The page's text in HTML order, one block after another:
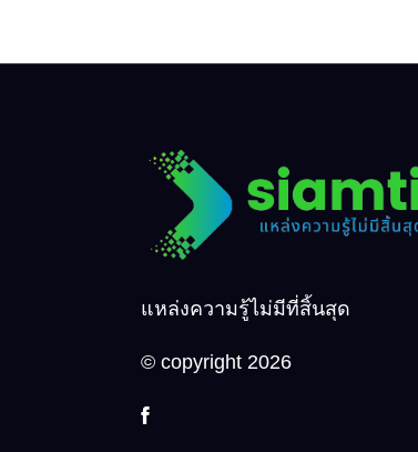
แหล่งความรู้ไม่มีที่สิ้นสุด
© copyright 2026